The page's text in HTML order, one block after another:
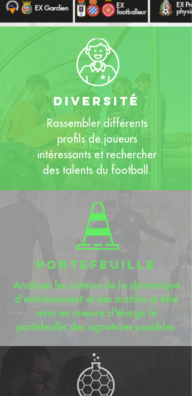
diversité
Rassembler différents
profils de joueurs
intéressants et rechercher
des talents du football.
portefeuille
Analyser les acteurs de la dynamique
d'entraînement et des matchs et être
ainsi en mesure d'élargir le
portefeuille des signatures possibles.